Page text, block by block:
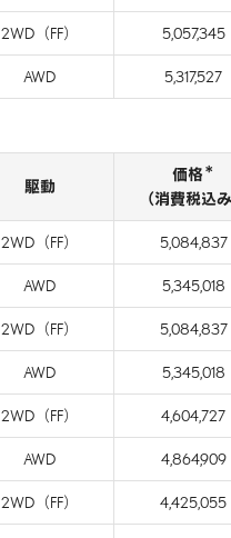
2WD（FF） 5,057,345
AWD 5,317,527
駆動
価格 ＊
（消費税込み
2WD（FF） 5,084,837
AWD 5,345,018
2WD（FF） 5,084,837
AWD 5,345,018
2WD（FF） 4,604,727
AWD 4,864,909
2WD（FF） 4,425,055